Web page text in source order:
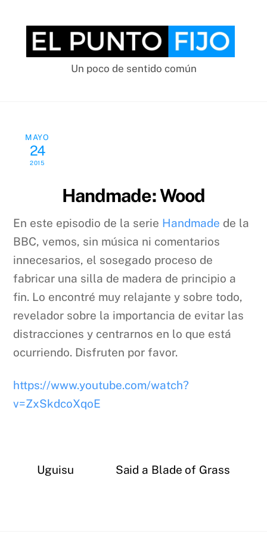
content
Un poco de sentido común
MAYO
24
2015
Handmade: Wood
En este episodio de la serie Handmade de la
BBC, vemos, sin música ni comentarios
innecesarios, el sosegado proceso de
fabricar una silla de madera de principio a
fin. Lo encontré muy relajante y sobre todo,
revelador sobre la importancia de evitar las
distracciones y centrarnos en lo que está
ocurriendo. Disfruten por favor.
https://www.youtube.com/watch?
v=ZxSkdcoXqoE
Uguisu Said a Blade of Grass